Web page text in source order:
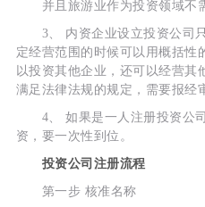
并且旅游业作为投资领域不需
3、 内资企业设立投资公司只
定经营范围的时候可以用概括性
以投资其他企业，还可以经营
满足法律法规的规定，需要报经
4、 如果是一人注册投资公司
资，要一次性到位。
投资公司注册流程
第一步 核准名称